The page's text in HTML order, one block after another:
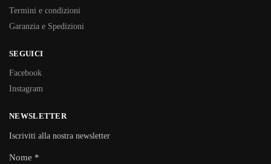
Termini e condizioni
Garanzia e Spedizioni
SEGUICI
Facebook
Instagram
NEWSLETTER
Iscriviti alla nostra newsletter
Nome *